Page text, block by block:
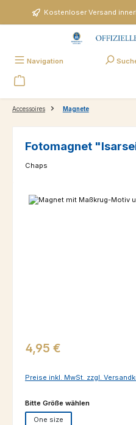
Zum Hauptinhalt springen
Kostenloser Versand
Navigation
Accessoires Magnete
Fotomagnet
Chaps
Bildergalerie überspringen
Regulärer Preis:
4,95 €
Preise inkl. MwSt. zzgl.
Bitte Größe wählenauswählen
One size